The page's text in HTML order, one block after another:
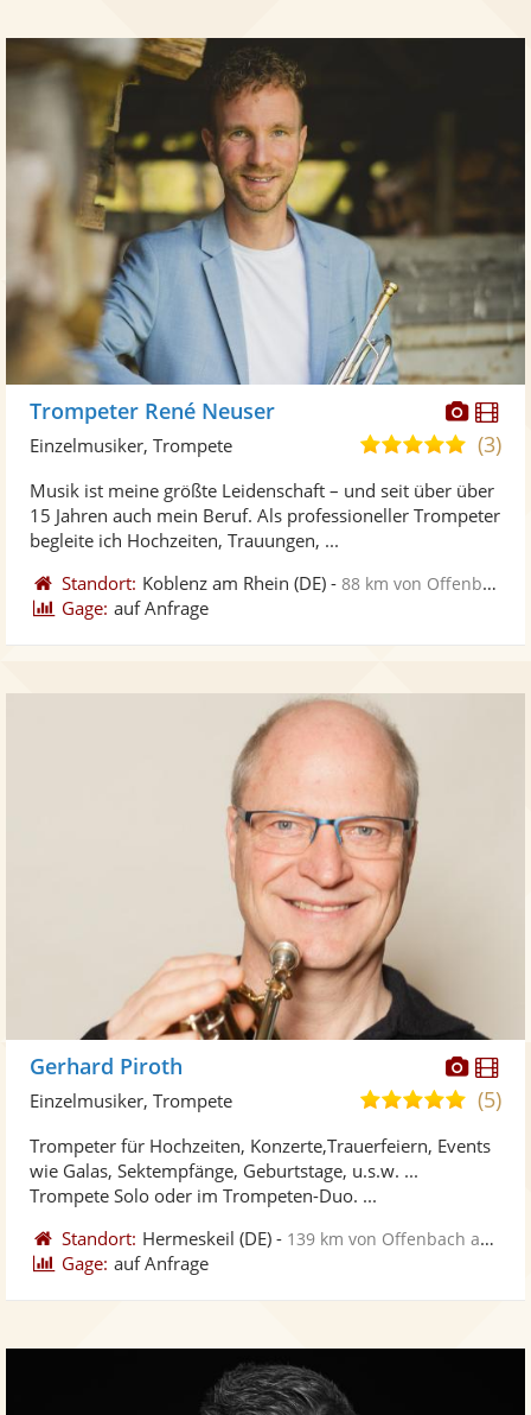
Fotos
Trompeter René Neuser
5,0
5
(3)
Einzelmusiker, Trompete
Musik ist meine größte Leidenschaft – und seit über über
15 Jahren auch mein Beruf. Als professioneller Trompeter
begleite ich Hochzeiten, Trauungen, ...
Standort: Koblenz am Rhein (DE) -88 km von Offenbach am Main
Gage: auf Anfrage
Fotos
Gerhard Piroth
5,0
5
(5)
Einzelmusiker, Trompete
Trompeter für Hochzeiten, Konzerte,Trauerfeiern, Events
wie Galas, Sektempfänge, Geburtstage, u.s.w. ...
Trompete Solo oder im Trompeten-Duo. ...
Standort: Hermeskeil (DE) - 139 km von Offenbach am Main
Gage: auf Anfrage